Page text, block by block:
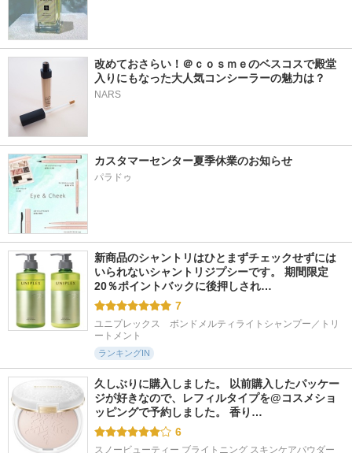
改めておさらい！＠ｃｏｓｍｅのベスコスで殿堂
入りにもなった大人気コンシーラーの魅力は？
NARS
カスタマーセンター夏季休業のお知らせ
パラドゥ
新商品のシャントリはひとまずチェックせずには
いられないシャントリジプシーです。 期間限定
20％ポイントバックに後押しされ…
7
ユニプレックス　ボンドメルティライトシャンプー／トリ
ートメント
ランキングIN
久しぶりに購入しました。 以前購入したパッケー
ジが好きなので、レフィルタイプを@コスメショ
ッピングで予約しました。 香り…
6
スノービューティー ブライトニング スキンケアパウダー